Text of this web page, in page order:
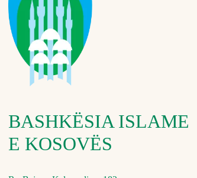
BASHKËSIA ISLAME
E KOSOVËS